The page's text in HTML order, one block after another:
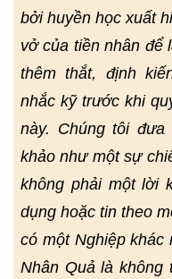
bởi huyền học xuất
vở của tiền nhân để
thêm thắt, định
nhắc kỹ trước khi
này. Chúng tôi
khảo như một sự
không phải một lời
dụng hoặc tin theo
có một Nghiệp khác
Nhân Quả là không